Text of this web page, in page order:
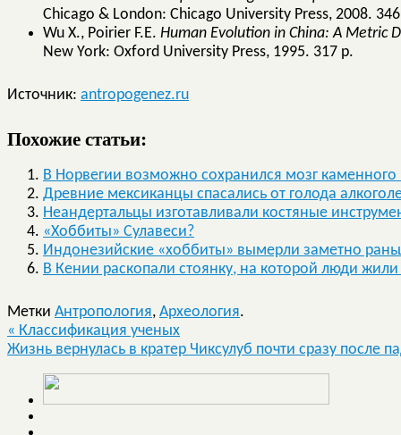
Chicago & London: Chicago University Press, 2008.
Wu X., Poirier F.E. Human Evolution in China: A Metric
New York: Oxford University Press, 1995. 317 p.
Источник: antropogenez.ru
Похожие статьи:
В Норвегии возможно сохранился мозг каменного
Древние мексиканцы спасались от голода
Неандертальцы изготавливали костяные
«Хоббиты» Сулавеси?
Индонезийские «хоббиты» вымерли заметно
В Кении раскопали стоянку, на которой люди жили
Метки Антропология, Археология.
« Классификация ученых
Жизнь вернулась в кратер Чиксулуб почти сразу после